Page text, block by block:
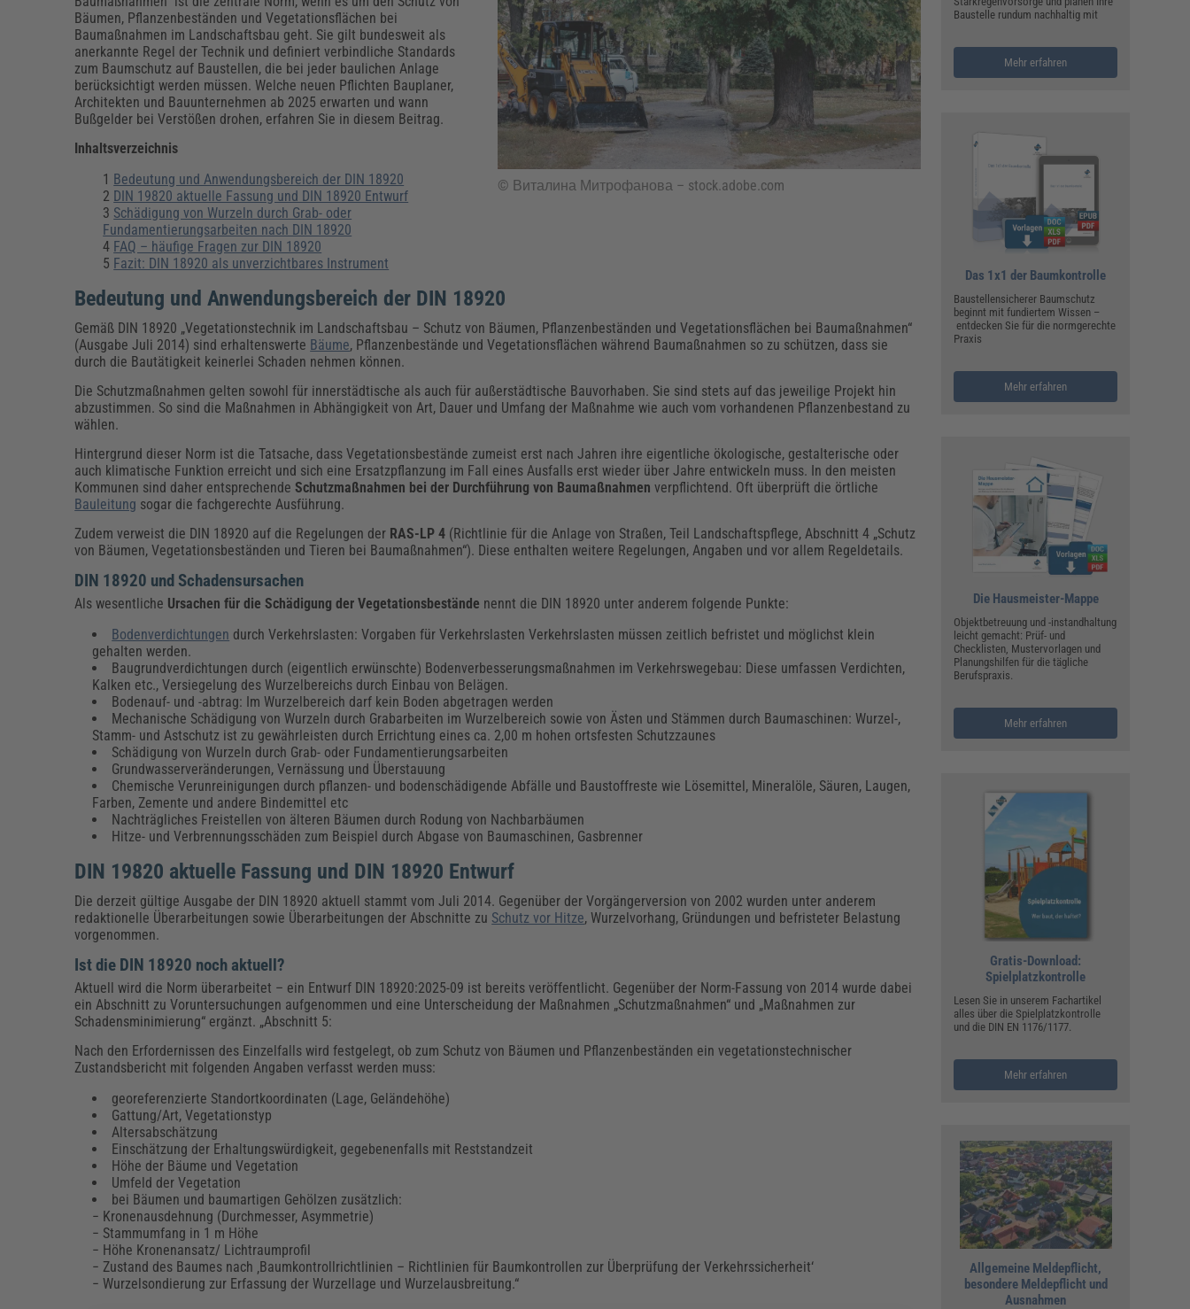
Energie & Umwelt
Führung & Management
Gesundheit & Pflege
Kommunales
Fachpublikationen & Arbeitshilfen
Bauhof Feuerwehr
Hausmeister & Haustechnik
Grünflächen
Recht, Sicherheit & Ordnung
Vergaberecht
Weiterbildungen (AKADEMIE HERKERT)
Bau, Immobilien & Gebäudemanagement Kommunales
Künstliche Intelligenz
Weiterbildungen (AKADEMIE HERKERT)
Künstliche Intelligenz
Personalmanagement
Fachpublikationen & Arbeitshilfen
Personalwesen Weiterbildungen (AKADEMIE HERKERT)
Personal, Ausbildung & Recht
Reisekosten und Finanzen
Weiterbildungen (AKADEMIE HERKERT)
Reisekosten & Finanzen
Zoll und Export
Fachpublikationen & Arbeitshilfen
Zollabwicklung & Exportabwicklung Zollverfahren & Zollvorschriften
Weiterbildungen (AKADEMIE HERKERT)
Zoll & Export
© Виталина Митрофанова – stock.adobe.com
Bäumen, Pflanzenbeständen und Vegetationsflächen bei
Baumaßnahmen im Landschaftsbau geht. Sie gilt bundesweit als
anerkannte Regel der Technik und definiert verbindliche Standards
zum Baumschutz auf Baustellen, die bei jeder baulichen Anlage
berücksichtigt werden müssen. Welche neuen Pflichten Bauplaner,
Architekten und Bauunternehmen ab 2025 erwarten und wann
Bußgelder bei Verstößen drohen, erfahren Sie in diesem Beitrag.
Inhaltsverzeichnis
Bedeutung und Anwendungsbereich der DIN 18920
DIN 19820 aktuelle Fassung und DIN 18920 Entwurf
Schädigung von Wurzeln durch Grab- oder
Fundamentierungsarbeiten nach DIN 18920
FAQ – häufige Fragen zur DIN 18920
Fazit: DIN 18920 als unverzichtbares Instrument
Bedeutung und Anwendungsbereich der DIN 18920
Gemäß DIN 18920 „Vegetationstechnik im Landschaftsbau – Schutz von Bäumen, Pflanzenbeständen und Vegetationsflächen bei Baumaßnahmen“
(Ausgabe Juli 2014) sind erhaltenswerte Bäume, Pflanzenbestände und Vegetationsflächen während Baumaßnahmen so zu schützen, dass sie
durch die Bautätigkeit keinerlei Schaden nehmen können.
Die Schutzmaßnahmen gelten sowohl für innerstädtische als auch für außerstädtische Bauvorhaben. Sie sind stets auf das jeweilige Projekt hin
abzustimmen. So sind die Maßnahmen in Abhängigkeit von Art, Dauer und Umfang der Maßnahme wie auch vom vorhandenen Pflanzenbestand zu
wählen.
Hintergrund dieser Norm ist die Tatsache, dass Vegetationsbestände zumeist erst nach Jahren ihre eigentliche ökologische, gestalterische oder
auch klimatische Funktion erreicht und sich eine Ersatzpflanzung im Fall eines Ausfalls erst wieder über Jahre entwickeln muss. In den meisten
Kommunen sind daher entsprechendeSchutzmaßnahmen bei der Durchführung von Baumaßnahmenverpflichtend. Oft überprüft die örtliche
Bauleitung sogar die fachgerechte Ausführung.
Zudem verweist die DIN 18920 auf die Regelungen der RAS-LP 4 (Richtlinie für die Anlage von Straßen, Teil Landschaftspflege, Abschnitt 4 „Schutz
von Bäumen, Vegetationsbeständen und Tieren bei Baumaßnahmen“). Diese enthalten weitere Regelungen, Angaben und vor allem Regeldetails.
DIN 18920 und Schadensursachen
Als wesentliche Ursachen für die Schädigung der Vegetationsbestände nennt die DIN 18920 unter anderem folgende Punkte:
Bodenverdichtungen durch Verkehrslasten: Vorgaben für Verkehrslasten Verkehrslasten müssen zeitlich befristet und möglichst klein
gehalten werden.
Baugrundverdichtungen durch (eigentlich erwünschte) Bodenverbesserungsmaßnahmen im Verkehrswegebau: Diese umfassen Verdichten,
Kalken etc., Versiegelung des Wurzelbereichs durch Einbau von Belägen.
Bodenauf- und -abtrag: Im Wurzelbereich darf kein Boden abgetragen werden
Mechanische Schädigung von Wurzeln durch Grabarbeiten im Wurzelbereich sowie von Ästen und Stämmen durch Baumaschinen: Wurzel-,
Stamm- und Astschutz ist zu gewährleisten durch Errichtung eines ca. 2,00 m hohen ortsfesten Schutzzaunes
Schädigung von Wurzeln durch Grab- oder Fundamentierungsarbeiten
Grundwasserveränderungen, Vernässung und Überstauung
Chemische Verunreinigungen durch pflanzen- und bodenschädigende Abfälle und Baustoffreste wie Lösemittel, Mineralöle, Säuren, Laugen,
Farben, Zemente und andere Bindemittel etc
Nachträgliches Freistellen von älteren Bäumen durch Rodung von Nachbarbäumen
Hitze- und Verbrennungsschäden zum Beispiel durch Abgase von Baumaschinen, Gasbrenner
DIN 19820 aktuelle Fassung und DIN 18920 Entwurf
Die derzeit gültige Ausgabe der DIN 18920 aktuell stammt vom Juli 2014. Gegenüber der Vorgängerversion von 2002 wurden unter anderem
redaktionelle Überarbeitungen sowie Überarbeitungen der Abschnitte zu Schutz vor Hitze, Wurzelvorhang, Gründungen und befristeter Belastung
vorgenommen.
Ist die DIN 18920 noch aktuell?
Aktuell wird die Norm überarbeitet – ein Entwurf DIN 18920:2025-09 ist bereits veröffentlicht. Gegenüber der Norm-Fassung von 2014 wurde dabei
ein Abschnitt zu Voruntersuchungen aufgenommen und eine Unterscheidung der Maßnahmen „Schutzmaßnahmen“ und „Maßnahmen zur
Schadensminimierung“ ergänzt. „Abschnitt 5:
Nach den Erfordernissen des Einzelfalls wird festgelegt, ob zum Schutz von Bäumen und Pflanzenbeständen ein vegetationstechnischer
Zustandsbericht mit folgenden Angaben verfasst werden muss:
georeferenzierte Standortkoordinaten (Lage, Geländehöhe)
Gattung/Art, Vegetationstyp
Altersabschätzung
Einschätzung der Erhaltungswürdigkeit, gegebenenfalls mit Reststandzeit
Höhe der Bäume und Vegetation
Umfeld der Vegetation
bei Bäumen und baumartigen Gehölzen zusätzlich:
− Kronenausdehnung (Durchmesser, Asymmetrie)
− Stammumfang in 1 m Höhe
− Höhe Kronenansatz/ Lichtraumprofil
− Zustand des Baumes nach ‚Baumkontrollrichtlinien – Richtlinien für Baumkontrollen zur Überprüfung der Verkehrssicherheit‘
− Wurzelsondierung zur Erfassung der Wurzellage und Wurzelausbreitung.“
Baustelle rundum nachhaltig mit
Mehr erfahren
Das 1x1 der Baumkontrolle
Baustellensicherer Baumschutz
beginnt mit fundiertem Wissen –
entdecken Sie für die normgerechte
Praxis
Mehr erfahren
Die Hausmeister-Mappe
Objektbetreuung und -instandhaltung
leicht gemacht: Prüf- und
Checklisten, Mustervorlagen und
Planungshilfen für die tägliche
Berufspraxis.
Mehr erfahren
Gratis-Download:
Spielplatzkontrolle
Lesen Sie in unserem Fachartikel
alles über die Spielplatzkontrolle
und die DIN EN 1176/1177.
Mehr erfahren
Allgemeine Meldepflicht,
besondere Meldepflicht und
Ausnahmen